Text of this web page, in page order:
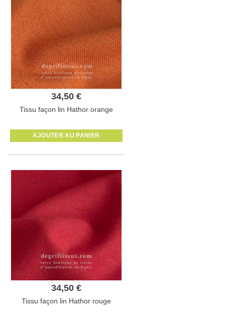
34,50 €
Tissu façon lin Hathor orange
AJOUTER AU PANIER
34,50 €
Tissu façon lin Hathor rouge